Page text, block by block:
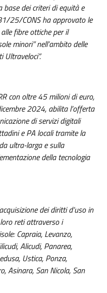
dei criteri di equità e
25/CONS ha approvato le
fibre ottiche per il
minori” nell’ambito delle
Ultraveloci”.
con oltre 45 milioni di euro,
2024, abilita l’offerta
di servizi digitali
e PA locali tramite la
ultra-larga e sulla
della tecnologia
dei diritti d’uso in
reti attraverso i
Capraia, Levanzo,
Alicudi, Panarea,
Ustica, Ponza,
Asinara, San Nicola, San